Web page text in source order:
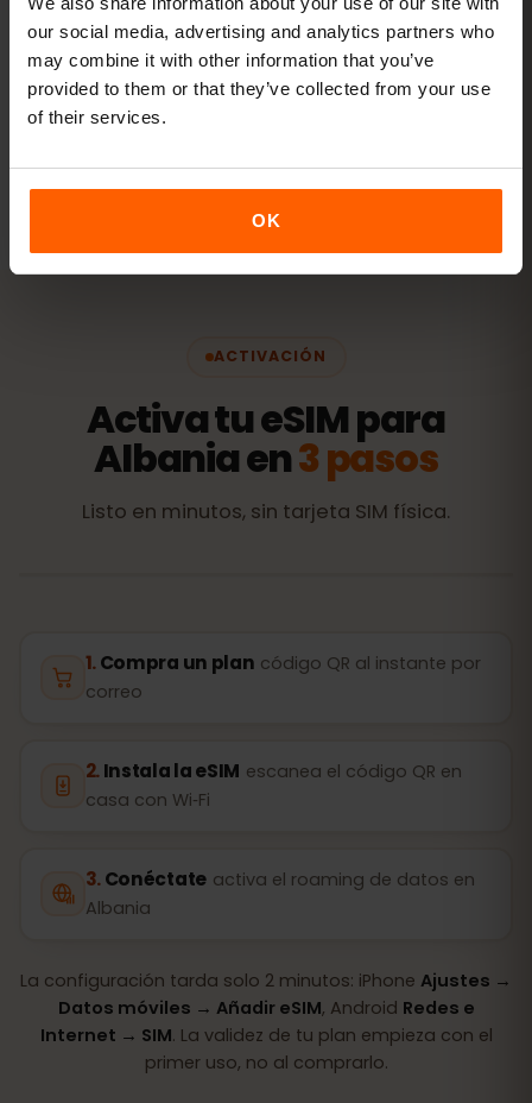
our social media, advertising and analytics partners who
may combine it with other information that you’ve
provided to them or that they’ve collected from your use
of their services.
OK
RECOMENDADO 20 GB+ o Ilimitado
Ver paquetes
ACTIVACIÓN
Activa tu eSIM para
Albania en3 pasos
Listo en minutos, sin tarjeta SIM física.
Compra un plan código QR al instante por
correo
Instala la eSIM escanea el código QR en
casa con Wi‑Fi
Conéctate activa el roaming de datos en
Albania
La configuración tarda solo 2 minutos: iPhone Ajustes →
Datos móviles → Añadir eSIM, Android Redes e
Internet → SIM. La validez de tu plan empieza con el
primer uso, no al comprarlo.